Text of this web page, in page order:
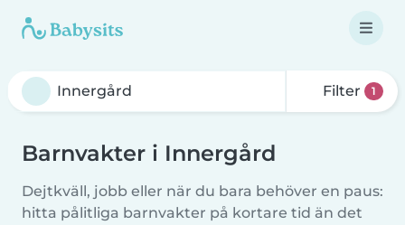
Filter 1
Barnvakter i Innergård
Dejtkväll, jobb eller när du bara behöver en paus:
hitta pålitliga barnvakter på kortare tid än det